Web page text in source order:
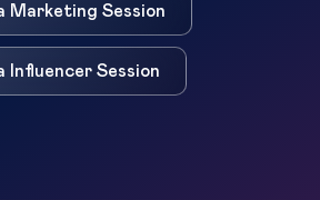
Marketing Session
Influencer Session